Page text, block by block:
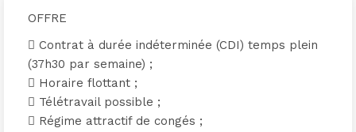
OFFRE
 Contrat à durée indéterminée (CDI) temps plein
(37h30 par semaine) ;
 Horaire flottant ;
 Télétravail possible ;
 Régime attractif de congés ;